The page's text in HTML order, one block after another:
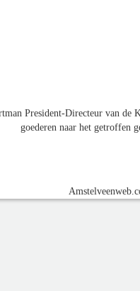
President-Directeur van de
goederen naar het getroffen